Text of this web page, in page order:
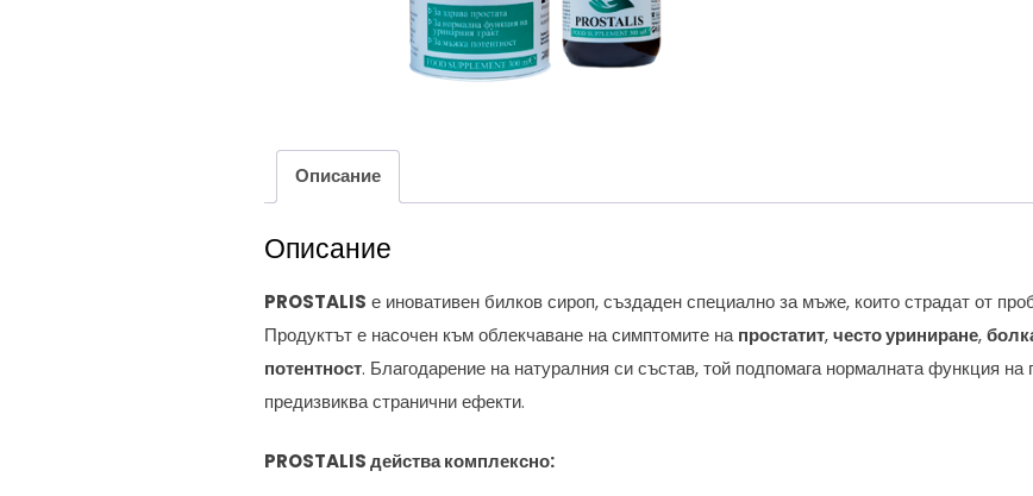
Описание
Описание
PROSTALIS е иновативен билков сироп, създаден специално за мъже, които страдат от
Продуктът е насочен към облекчаване на симптомите напростатит,често уриниране,
потентност. Благодарение на натуралния си състав, той подпомага нормалната функция на
предизвиква странични ефекти.
PROSTALIS действа комплексно: